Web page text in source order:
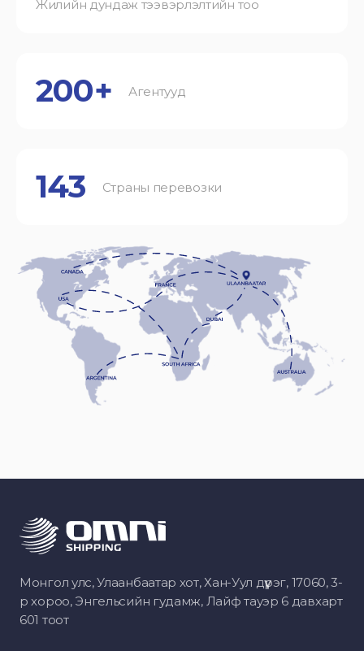
Жилийн дундаж тээвэрлэлтийн тоо
200+ Агентууд
143 Страны перевозки
Монгол улс, Улаанбаатар хот, Хан-Уул дүүрэг, 17060, 3-
р хороо, Энгельсийн гудамж, Лайф тауэр 6 давхарт
601 тоот